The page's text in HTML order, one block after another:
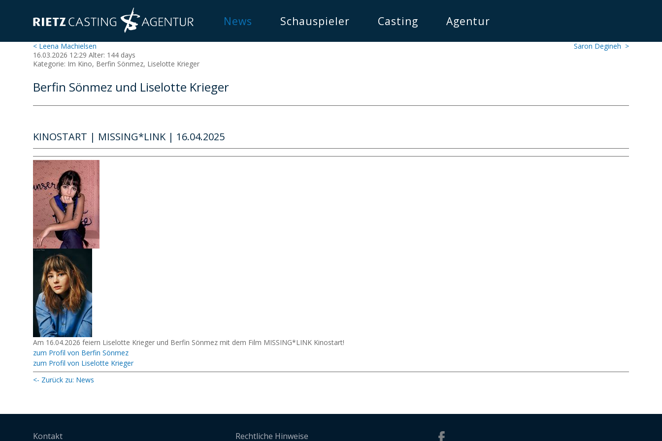
News Schauspieler Casting Agentur
Saron Degineh >
< Leena Machielsen
16.03.2026 12:29 Alter: 144 days
Kategorie: Im Kino, Berfin Sönmez, Liselotte Krieger
Berfin Sönmez und Liselotte Krieger
KINOSTART | MISSING*LINK | 16.04.2025
Am 16.04.2026 feiern Liselotte Krieger und Berfin Sönmez mit dem Film MISSING*LINK Kinostart!
zum Profil von Berfin Sönmez
zum Profil von Liselotte Krieger
<- Zurück zu: News
Kontakt Rechtliche Hinweise